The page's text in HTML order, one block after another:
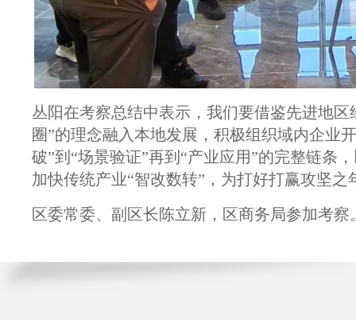
丛阳在考察总结中表示，我们要借鉴先进地
圈”的理念融入本地发展，积极组织域内企业
破”到“场景验证”再到“产业应用”的完整链条
加快传统产业“智改数转”，为打好打赢攻坚
区委常委、副区长陈立新，区商务局参加考察